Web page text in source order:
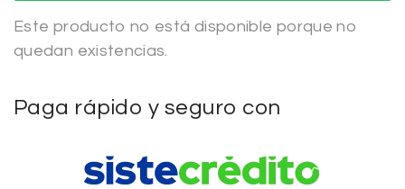
Este producto no está disponible porque no
quedan existencias.
Paga rápido y seguro con